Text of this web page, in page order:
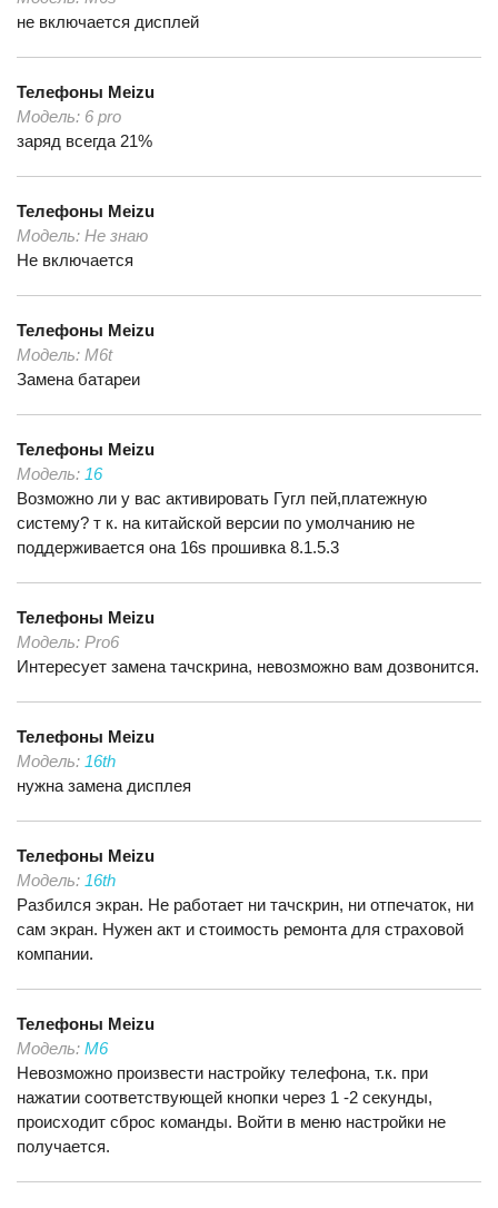
не включается дисплей
Телефоны Meizu
Модель: 6 pro
заряд всегда 21%
Телефоны Meizu
Модель: Не знаю
Не включается
Телефоны Meizu
Модель: M6t
Замена батареи
Телефоны Meizu
Модель: 16
Возможно ли у вас активировать Гугл пей,платежную
систему? т к. на китайской версии по умолчанию не
поддерживается она 16s прошивка 8.1.5.3
Телефоны Meizu
Модель: Pro6
Интересует замена тачскрина, невозможно вам дозвонится.
Телефоны Meizu
Модель: 16th
нужна замена дисплея
Телефоны Meizu
Модель: 16th
Разбился экран. Не работает ни тачскрин, ни отпечаток, ни
сам экран. Нужен акт и стоимость ремонта для страховой
компании.
Телефоны Meizu
Модель: M6
Невозможно произвести настройку телефона, т.к. при
нажатии соответствующей кнопки через 1 -2 секунды,
происходит сброс команды. Войти в меню настройки не
получается.